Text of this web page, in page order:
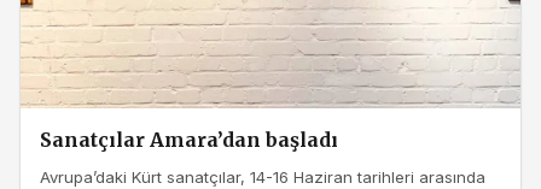
Sanatçılar Amara’dan başladı
Avrupa’daki Kürt sanatçılar, 14-16 Haziran tarihleri arasında